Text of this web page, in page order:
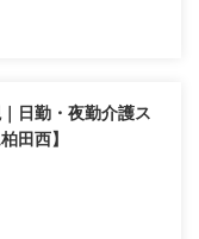
日勤・夜勤介護ス
田西】